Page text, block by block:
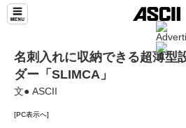
名刺入れに収納できる超薄型
ダー「SLIMCA」
文● ASCII
[PC表示へ]